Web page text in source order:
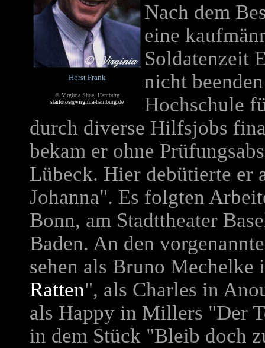
Horst Frank
© Virginia Shue, Hamburg
starfotos@virginia-hamburg.de
Nach dem
eine
Soldatenzeit
nicht
Hochschule
durch diverse Hilfsjobs
bekam er ohne
Lübeck. Hier debütierte er
Johanna". Es folgten
Bonn, am Stadttheater
Baden. An den
sehen als Bruno Mechelke
Ratten", als Charles in
als Happy in Millers "Der
in dem Stück "Bleib doch